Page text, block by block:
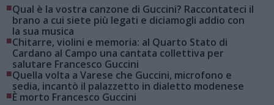
■Qual è la vostra canzone di Guccini? Raccontateci il
brano a cui siete più legati e diciamogli addio con
la sua musica
■Chitarre, violini e memoria: al Quarto Stato di
Cardano al Campo una cantata collettiva per
salutare Francesco Guccini
■Quella volta a Varese che Guccini, microfono e
sedia, incantò il palazzetto in dialetto modenese
■È morto Francesco Guccini